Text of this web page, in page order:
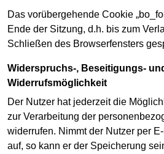
Das vorübergehende Cookie
Ende der Sitzung, d.h. bis zum
Schließen des Browserfensters
Widerspruchs-, Beseitigungs- und
Widerrufsmöglichkeit
Der Nutzer hat jederzeit die
zur Verarbeitung der
widerrufen. Nimmt der Nutzer per
auf, so kann er der Speicherung